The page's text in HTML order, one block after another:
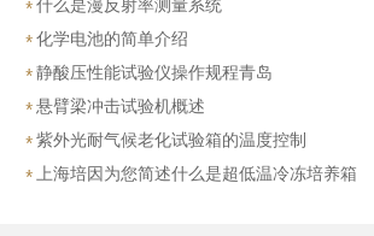
什么是漫反射率测量系统
化学电池的简单介绍
静酸压性能试验仪操作规程青岛
悬臂梁冲击试验机概述
紫外光耐气候老化试验箱的温度控制
上海培因为您简述什么是超低温冷冻培养箱